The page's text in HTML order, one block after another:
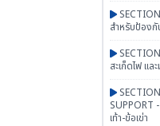
สำหรับป้องกั
สะเก็ดไฟ แล
SUPPORT
เท้า-ข้อเข่า